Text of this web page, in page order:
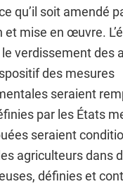
qu’il soit amendé
mise en œuvre.
verdissement des
des mesures
seraient
par les États
seraient
agriculteurs dans
définies et